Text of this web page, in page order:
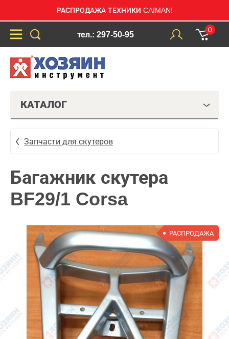
РАСПРОДАЖА ТЕХНИКИ CAIMAN!
тел.: 297-50-95
0
КАТАЛОГ
Запчасти для скутеров
Багажник скутера
BF29/1 Corsa
РАСПРОДАЖА